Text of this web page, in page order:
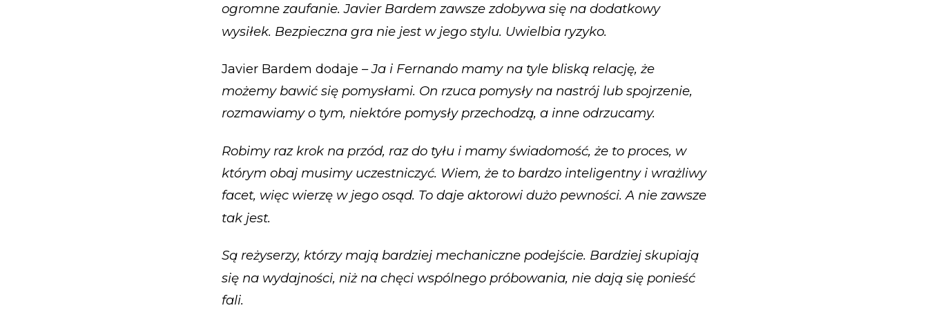
ogromne zaufanie. Javier Bardem zawsze zdobywa się na dodatkowy
wysiłek. Bezpieczna gra nie jest w jego stylu. Uwielbia ryzyko.
Javier Bardem dodaje –Ja i Fernando mamy na tyle bliską relację, że
możemy bawić się pomysłami. On rzuca pomysły na nastrój lub spojrzenie,
rozmawiamy o tym, niektóre pomysły przechodzą, a inne odrzucamy.
Robimy raz krok na przód, raz do tyłu i mamy świadomość, że to proces, w
którym obaj musimy uczestniczyć. Wiem, że to bardzo inteligentny i wrażliwy
facet, więc wierzę w jego osąd. To daje aktorowi dużo pewności. A nie zawsze
tak jest.
Są reżyserzy, którzy mają bardziej mechaniczne podejście. Bardziej skupiają
się na wydajności, niż na chęci wspólnego próbowania, nie dają się ponieść
fali.